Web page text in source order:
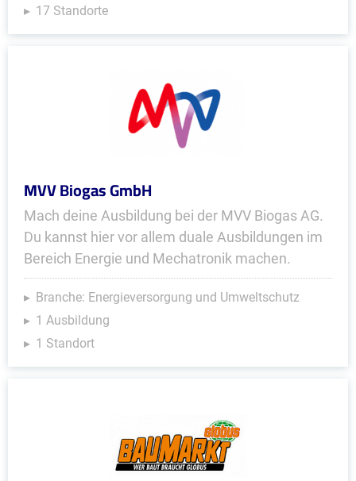
17 Standorte
MVV Biogas GmbH
Mach deine Ausbildung bei der MVV Biogas AG.
Du kannst hier vor allem duale Ausbildungen im
Bereich Energie und Mechatronik machen.
Branche: Energieversorgung und Umweltschutz
1 Ausbildung
1 Standort